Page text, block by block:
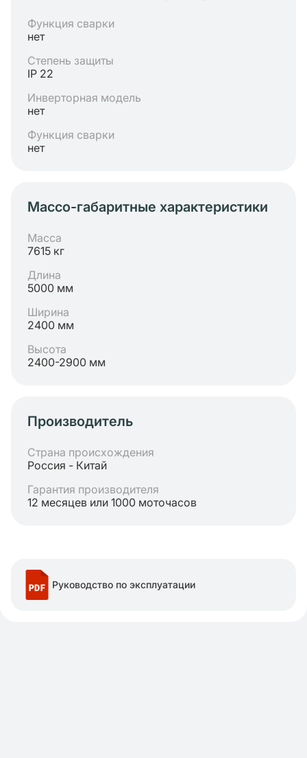
Функция сварки
нет
Степень защиты
IP 22
Инверторная модель
нет
Функция сварки
нет
Массо-габаритные характеристики
Масса
7615 кг
Длина
5000 мм
Ширина
2400 мм
Высота
2400-2900 мм
Производитель
Страна происхождения
Россия - Китай
Гарантия производителя
12 месяцев или 1000 моточасов
Руководство по эксплуатации